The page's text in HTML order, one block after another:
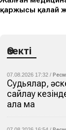
қаржысы қалай
Өзекті
07.08.2026 17:32 /
Судьялар,
сайлау
ала ма